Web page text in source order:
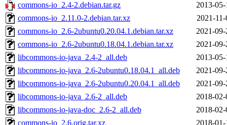
commons-io_2.4-2.debian.tar.gz
2013-
commons-io_2.11.0-2.debian.tar.xz
2021-
commons-io_2.6-2ubuntu0.20.04.1.debian.tar.xz
2021-
commons-io_2.6-2ubuntu0.18.04.1.debian.tar.xz
2021-
libcommons-io-java_2.4-2_all.deb
2013-
libcommons-io-java_2.6-2ubuntu0.18.04.1_all.deb
2021-
libcommons-io-java_2.6-2ubuntu0.20.04.1_all.deb
2021-
libcommons-io-java_2.6-2_all.deb
2018-
libcommons-io-java-doc_2.6-2_all.deb
2018-
commons-io_2.6.orig.tar.xz
2018-